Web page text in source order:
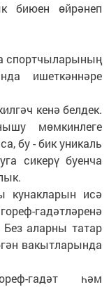
биюен өйрәнеп
спортчыларының
ишеткәннәре
кенә белдек.
мөмкинлеге
бу - бик уникаль
сикерү буенча
кунакларын исә
гадәтләренә
аларны татар
вакытларында
гадәт һәм